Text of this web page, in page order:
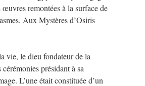
remontées à la surface de
Aux Mystères d’Osiris
vie, le dieu fondateur de la
présidant à sa
L’une était constituée d’un